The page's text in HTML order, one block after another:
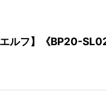
ルフ】《BP20-